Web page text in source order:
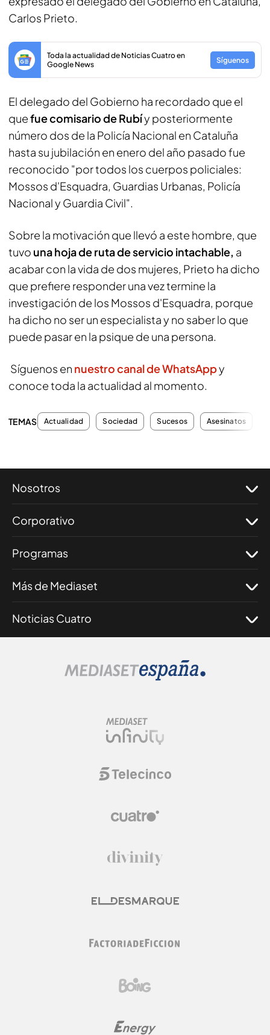
Carlos Prieto.
Toda la actualidad de Noticias Cuatro en
Google News
Síguenos
El delegado del Gobierno ha recordado que el
quefue comisario de Rubíy posteriormente
número dos de la Policía Nacional en Cataluña
hasta su jubilación en enero del año pasado fue
reconocido "por todos los cuerpos policiales:
Mossos d'Esquadra, Guardias Urbanas, Policía
Nacional y Guardia Civil".
Sobre la motivación que llevó a este hombre, que
tuvo una hoja de ruta de servicio intachable, a
acabar con la vida de dos mujeres, Prieto ha dicho
que prefiere responder una vez termine la
investigación de los Mossos d'Esquadra, porque
ha dicho no ser un especialista y no saber lo que
puede pasar en la psique de una persona.
Síguenos en nuestro canal de WhatsAppy
conoce toda la actualidad al momento.
TEMAS Actualidad Sociedad Sucesos Asesinatos
Nosotros
Corporativo
Programas
Más de Mediaset
Noticias Cuatro